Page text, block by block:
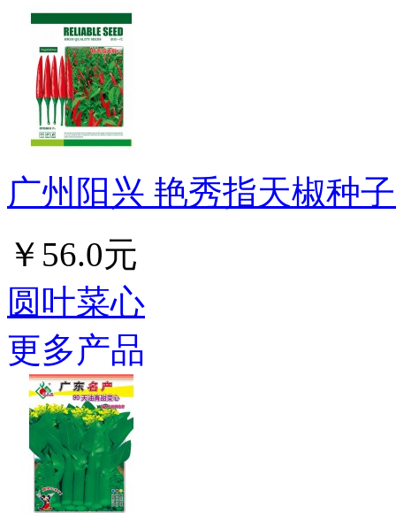
广州阳兴 艳秀指天椒种
￥56.0元
圆叶菜心
更多产品